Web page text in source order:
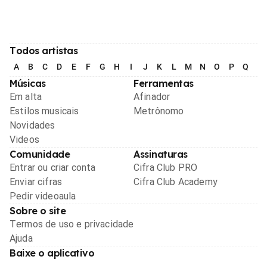
Todos artistas
A B C D E F G H I J K L M N O P Q
Músicas
Em alta
Estilos musicais
Novidades
Videos
Ferramentas
Afinador
Metrônomo
Comunidade
Entrar ou criar conta
Enviar cifras
Pedir videoaula
Assinaturas
Cifra Club PRO
Cifra Club Academy
Sobre o site
Termos de uso e privacidade
Ajuda
Baixe o aplicativo